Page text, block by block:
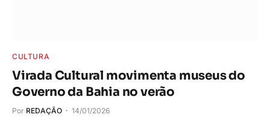
CULTURA
Virada Cultural movimenta museus do
Governo da Bahia no verão
Por REDAÇÃO 14/01/2026